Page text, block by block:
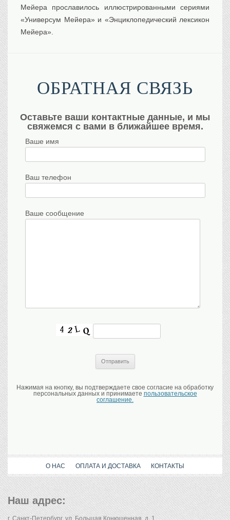
Мейера прославилось иллюстрированными сериями
«Универсум Мейера» и «Энциклопедический лексикон
Мейера».
ОБРАТНАЯ СВЯЗЬ
Оставьте ваши контактные данные, и мы
свяжемся с вами в ближайшее время.
Ваше имя
Ваш телефон
Ваше сообщение
Нажимая на кнопку, вы подтверждаете свое согласие на обработку
персональных данных и принимаете пользовательское
соглашение.
О НАС ОПЛАТА И ДОСТАВКА КОНТАКТЫ
Наш адрес:
г. Санкт-Петербург, ул. Большая Конюшенная, д. 1